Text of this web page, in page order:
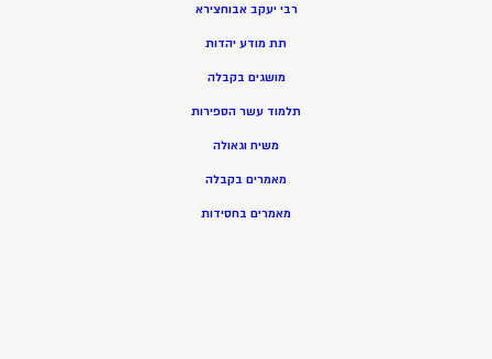
רבי יעקב אבוחצירא
תת מודע יהדות
מושגים בקבלה
תלמוד עשר הספירות
משיח וגאולה
מאמרים בקבלה
מאמרים בחסידות